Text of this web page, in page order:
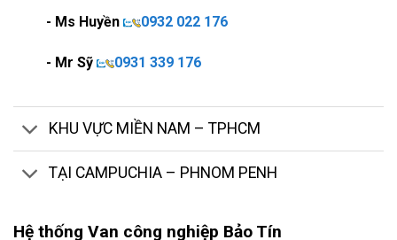
- Ms Huyền 0932 022 176
- Mr Sỹ 0931 339 176
KHU VỰC MIỀN NAM – TPHCM
TẠI CAMPUCHIA – PHNOM PENH
Hệ thống Van công nghiệp Bảo Tín